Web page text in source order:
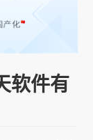
软件有